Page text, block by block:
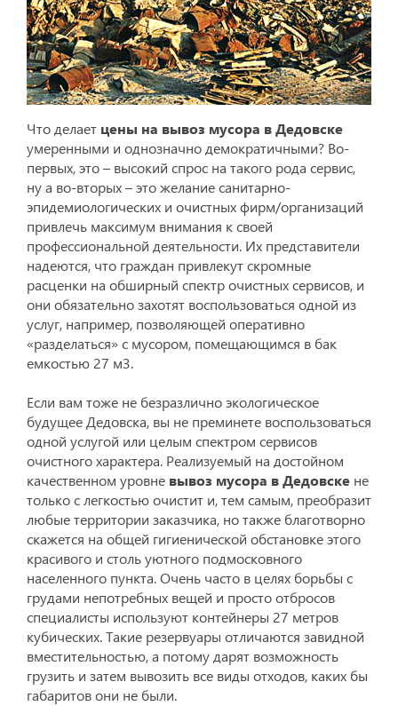
Что делает цены на вывоз мусора в Дедовске
умеренными и однозначно демократичными? Во-
первых, это – высокий спрос на такого рода сервис,
ну а во-вторых – это желание санитарно-
эпидемиологических и очистных фирм/организаций
привлечь максимум внимания к своей
профессиональной деятельности. Их представители
надеются, что граждан привлекут скромные
расценки на обширный спектр очистных сервисов, и
они обязательно захотят воспользоваться одной из
услуг, например, позволяющей оперативно
«разделаться» с мусором, помещающимся в бак
емкостью 27 м3.
Если вам тоже не безразлично экологическое
будущее Дедовска, вы не преминете воспользоваться
одной услугой или целым спектром сервисов
очистного характера. Реализуемый на достойном
качественном уровне вывоз мусора в Дедовске не
только с легкостью очистит и, тем самым, преобразит
любые территории заказчика, но также благотворно
скажется на общей гигиенической обстановке этого
красивого и столь уютного подмосковного
населенного пункта. Очень часто в целях борьбы с
грудами непотребных вещей и просто отбросов
специалисты используют контейнеры 27 метров
кубических. Такие резервуары отличаются завидной
вместительностью, а потому дарят возможность
грузить и затем вывозить все виды отходов, каких бы
габаритов они не были.